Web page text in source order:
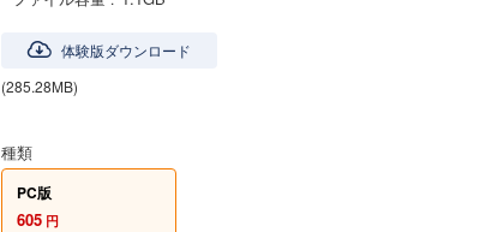
体験版ダウンロード
(285.28MB)
種類
PC版
605 円